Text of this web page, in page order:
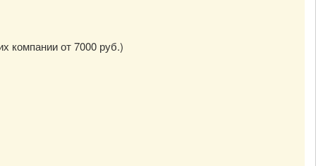
компании от 7000 руб.)